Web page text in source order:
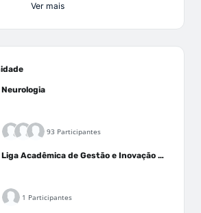
Ver mais
Neurologia
93 Participantes
Liga Acadêmica de Gestão e Inovação Médica - LAGIM
1 Participantes